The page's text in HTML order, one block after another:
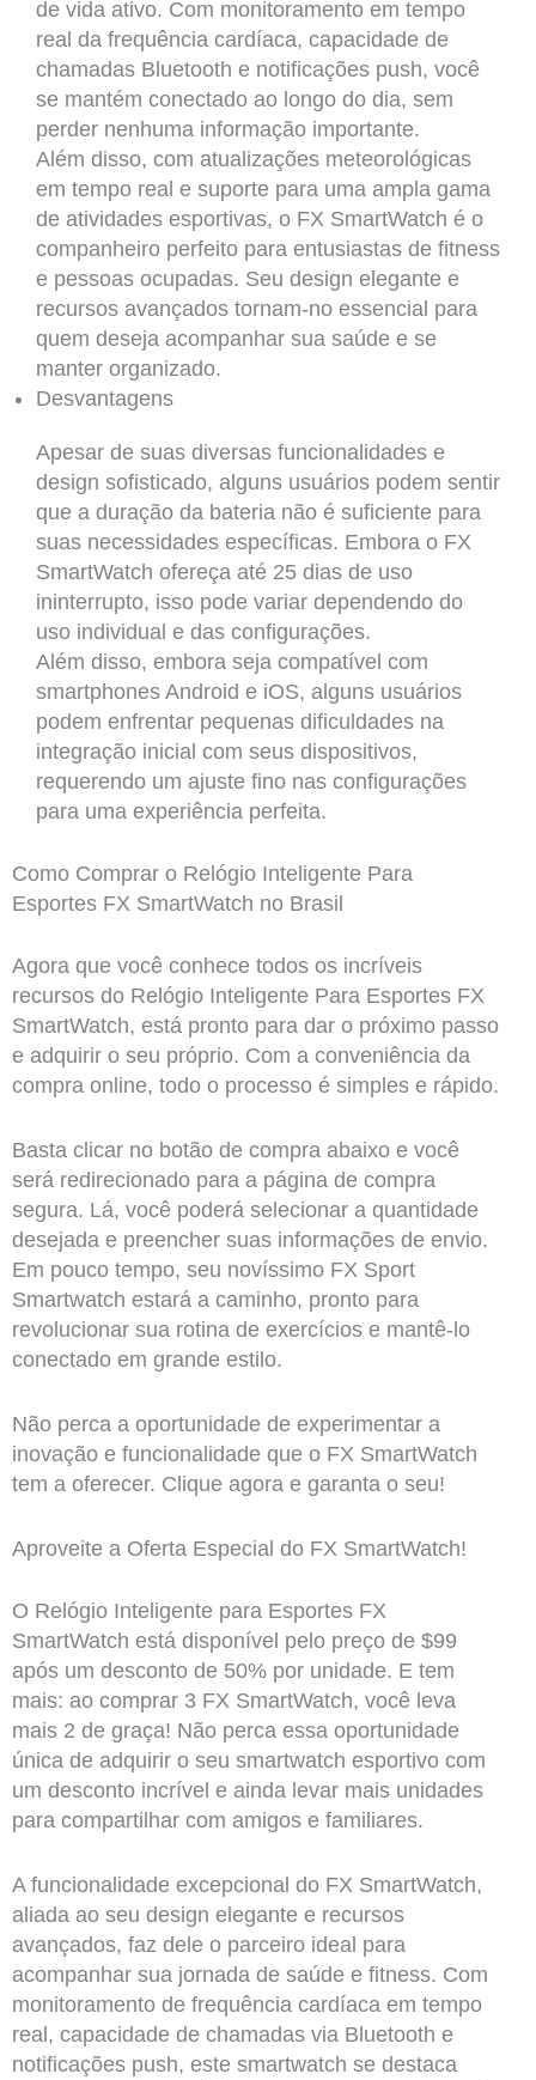
de vida ativo. Com monitoramento em tempo
real da frequência cardíaca, capacidade de
chamadas Bluetooth e notificações push, você
se mantém conectado ao longo do dia, sem
perder nenhuma informação importante.
Além disso, com atualizações meteorológicas
em tempo real e suporte para uma ampla gama
de atividades esportivas, o FX SmartWatch é o
companheiro perfeito para entusiastas de fitness
e pessoas ocupadas. Seu design elegante e
recursos avançados tornam-no essencial para
quem deseja acompanhar sua saúde e se
manter organizado.
Desvantagens
Apesar de suas diversas funcionalidades e
design sofisticado, alguns usuários podem sentir
que a duração da bateria não é suficiente para
suas necessidades específicas. Embora o FX
SmartWatch ofereça até 25 dias de uso
ininterrupto, isso pode variar dependendo do
uso individual e das configurações.
Além disso, embora seja compatível com
smartphones Android e iOS, alguns usuários
podem enfrentar pequenas dificuldades na
integração inicial com seus dispositivos,
requerendo um ajuste fino nas configurações
para uma experiência perfeita.
Como Comprar o Relógio Inteligente Para
Esportes FX SmartWatch no Brasil
Agora que você conhece todos os incríveis
recursos do Relógio Inteligente Para Esportes FX
SmartWatch, está pronto para dar o próximo passo
e adquirir o seu próprio. Com a conveniência da
compra online, todo o processo é simples e rápido.
Basta clicar no botão de compra abaixo e você
será redirecionado para a página de compra
segura. Lá, você poderá selecionar a quantidade
desejada e preencher suas informações de envio.
Em pouco tempo, seu novíssimo FX Sport
Smartwatch estará a caminho, pronto para
revolucionar sua rotina de exercícios e mantê-lo
conectado em grande estilo.
Não perca a oportunidade de experimentar a
inovação e funcionalidade que o FX SmartWatch
tem a oferecer. Clique agora e garanta o seu!
Aproveite a Oferta Especial do FX SmartWatch!
O Relógio Inteligente para Esportes FX
SmartWatch está disponível pelo preço de $99
após um desconto de 50% por unidade. E tem
mais: ao comprar 3 FX SmartWatch, você leva
mais 2 de graça! Não perca essa oportunidade
única de adquirir o seu smartwatch esportivo com
um desconto incrível e ainda levar mais unidades
para compartilhar com amigos e familiares.
A funcionalidade excepcional do FX SmartWatch,
aliada ao seu design elegante e recursos
avançados, faz dele o parceiro ideal para
acompanhar sua jornada de saúde e fitness. Com
monitoramento de frequência cardíaca em tempo
real, capacidade de chamadas via Bluetooth e
notificações push, este smartwatch se destaca